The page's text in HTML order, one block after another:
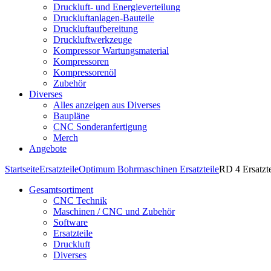
Druckluft- und Energieverteilung
Druckluftanlagen-Bauteile
Druckluftaufbereitung
Druckluftwerkzeuge
Kompressor Wartungsmaterial
Kompressoren
Kompressorenöl
Zubehör
Diverses
Alles anzeigen aus Diverses
Baupläne
CNC Sonderanfertigung
Merch
Angebote
StartseiteErsatzteileOptimum Bohrmaschinen ErsatzteileRD 4
Gesamtsortiment
CNC Technik
Maschinen / CNC und Zubehör
Software
Ersatzteile
Druckluft
Diverses